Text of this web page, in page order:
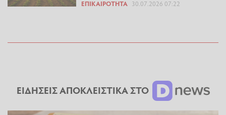
ΕΠΙΚΑΙΡΌΤΗΤΑ 30.07.2026 07:22
ΕΙΔΗΣΕΙΣ ΑΠΟΚΛΕΙΣΤΙΚΑ ΣΤΟ